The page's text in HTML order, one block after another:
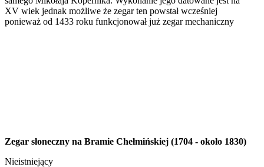
XV wiek jednak możliwe że zegar ten powstał wcześniej
ponieważ od 1433 roku funkcjonował już zegar mechaniczny
Zegar słoneczny na Bramie Chełmińskiej (1704 - około 1830)
Nieistniejący